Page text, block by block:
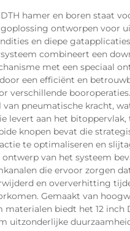
DTH hamer en boren staat
ontworpen voor
en diepe
combineert een
met een speciaal
een efficiënt en
verschillende
pneumatische kracht,
levert aan het
knopen bevat die
te optimaliseren en
ontwerp van het systeem
die ervoor zorgen
en oververhitting
Gemaakt van
materialen biedt het 12 inch
uitzonderlijke